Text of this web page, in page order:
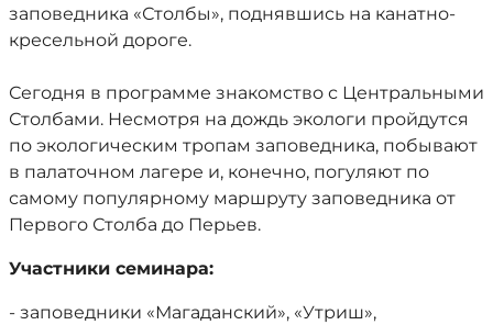
заповедника «Столбы», поднявшись на канатно-
кресельной дороге.
Сегодня в программе знакомство с Центральными
Столбами. Несмотря на дождь экологи пройдутся
по экологическим тропам заповедника, побывают
в палаточном лагере и, конечно, погуляют по
самому популярному маршруту заповедника от
Первого Столба до Перьев.
Участники семинара:
- заповедники «Магаданский», «Утриш»,